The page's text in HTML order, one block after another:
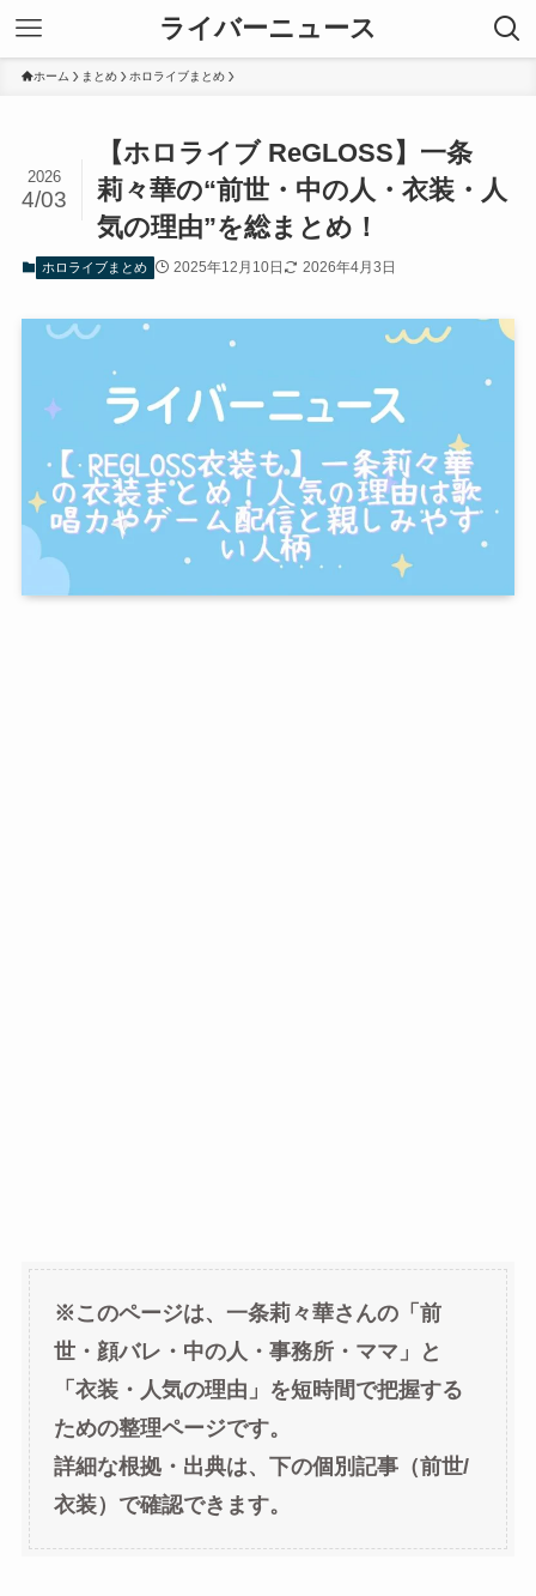
ライバーニュース
ホーム まとめ ホロライブまとめ
【ホロライブ ReGLOSS】一条
莉々華の“前世・中の人・衣装・人
気の理由”を総まとめ！
2026
4/03
ホロライブまとめ 2025年12月10日 2026年4月3日
※このページは、一条莉々華さんの「前
世・顔バレ・中の人・事務所・ママ」と
「衣装・人気の理由」を短時間で把握する
ための整理ページです。
詳細な根拠・出典は、下の個別記事（前世/
衣装）で確認できます。